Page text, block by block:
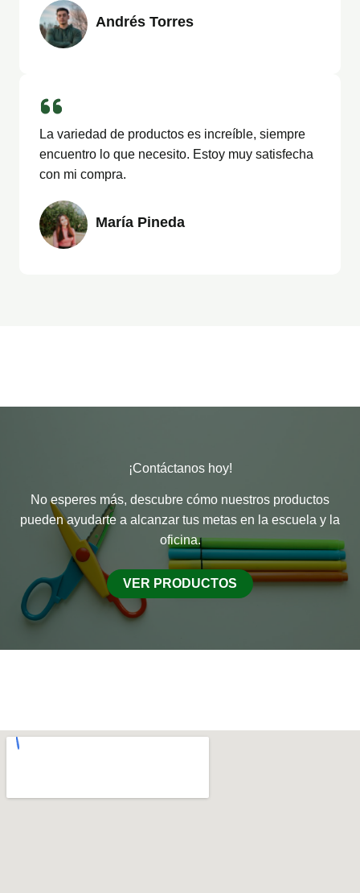
Andrés Torres
La variedad de productos es increíble, siempre
encuentro lo que necesito. Estoy muy satisfecha
con mi compra.
María Pineda
¡Contáctanos hoy!
No esperes más, descubre cómo nuestros productos
pueden ayudarte a alcanzar tus metas en la escuela y la
oficina.
VER PRODUCTOS